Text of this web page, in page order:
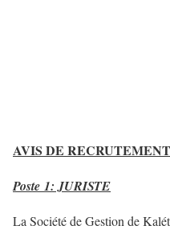
AVIS DE RECRUTEMENT
Poste 1: JURISTE
La Société de Gestion de